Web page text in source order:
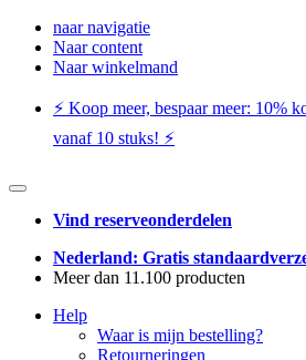
naar navigatie
Naar content
Naar winkelmand
⚡️ Koop meer, bespaar meer: ​​10%
vanaf 10 stuks! ⚡️
Vind reserveonderdelen
Nederland: Gratis
Meer dan 11.100 producten
Help
Waar is mijn bestelling?
Retourneringen